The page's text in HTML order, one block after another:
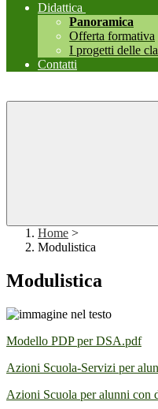
Didattica
Panoramica
Offerta formativa
I progetti delle
Contatti
Home >
Modulistica
Modulistica
Modello PDP per DSA.pdf
Azioni Scuola-Servizi per
Azioni Scuola per alunni con